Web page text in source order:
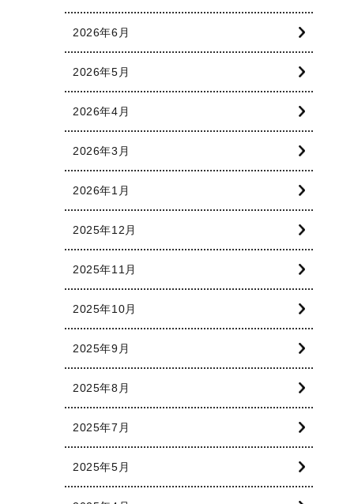
2026年6月
2026年5月
2026年4月
2026年3月
2026年1月
2025年12月
2025年11月
2025年10月
2025年9月
2025年8月
2025年7月
2025年5月